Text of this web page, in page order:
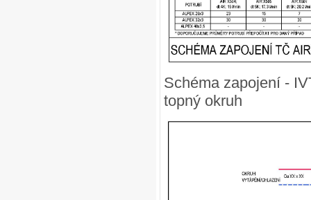
Schéma zapojení -
topný okruh